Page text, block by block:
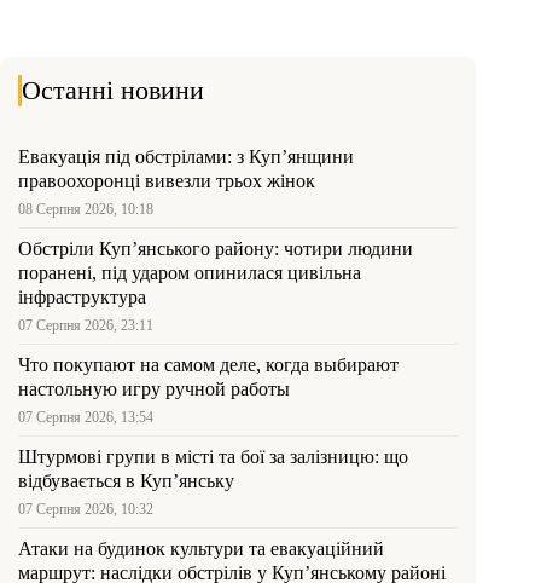
Останні новини
Евакуація під обстрілами: з Куп’янщини
правоохоронці вивезли трьох жінок
08 Серпня 2026, 10:18
Обстріли Куп’янського району: чотири людини
поранені, під ударом опинилася цивільна
інфраструктура
07 Серпня 2026, 23:11
Что покупают на самом деле, когда выбирают
настольную игру ручной работы
07 Серпня 2026, 13:54
Штурмові групи в місті та бої за залізницю: що
відбувається в Куп’янську
07 Серпня 2026, 10:32
Атаки на будинок культури та евакуаційний
маршрут: наслідки обстрілів у Куп’янському районі